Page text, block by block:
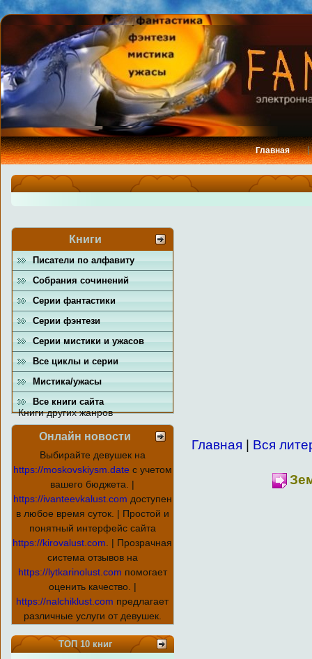
Главная
Книги
Писатели по алфавиту
Собрания сочинений
Серии фантастики
Серии фэнтези
Серии мистики и ужасов
Все циклы и серии
Мистика/ужасы
Все книги сайта
Книги других жанров
Онлайн новости
Выбирайте девушек на
https://moskovskiysm.date с учетом
вашего бюджета. |
https://ivanteevkalust.com доступен
в любое время суток. | Простой и
понятный интерфейс сайта
https://kirovalust.com . | Прозрачная
система отзывов на
https://lytkarinolust.com помогает
оценить качество. |
https://nalchiklust.com предлагает
различные услуги от девушек.
ТОП 10 книг
Главная Вся